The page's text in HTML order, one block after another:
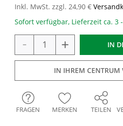
Inkl. MwSt. zzgl. 24,90 €
Sofort verfügbar, Lieferzeit ca. 3
- + IN
IN IHREM CENTRUM
FRAGEN MERKEN TEILEN